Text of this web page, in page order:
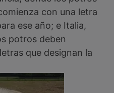
con una letra
ese año; e Italia,
potros deben
que designan la